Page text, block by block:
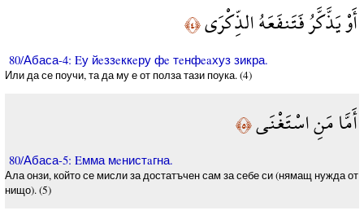
أَوْ يَذَّكَّرُ فَتَنفَعَهُ الذِّكْرَى﴿٤﴾
80/Абаса-4: Eу йeззeккeру фe тeнфeaхуз зикра.
Или да се поучи, та да му е от полза тази поука. (4)
أَمَّا مَنِ اسْتَغْنَى﴿٥﴾
80/Абаса-5: Eмма мeнистaгна.
Ала онзи, който се мисли за достатъчен сам за себе си (нямащ нужда от
нищо). (5)